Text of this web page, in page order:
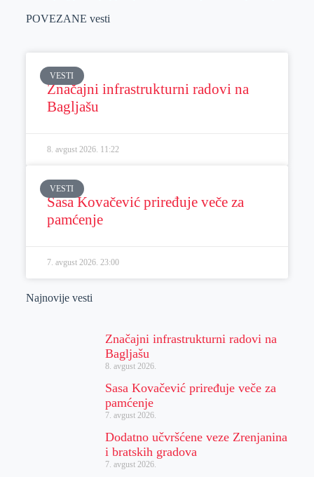
POVEZANE vesti
VESTI
Značajni infrastrukturni radovi na
Bagljašu
8. avgust 2026. 11:22
VESTI
Sasa Kovačević priređuje veče za
pamćenje
7. avgust 2026. 23:00
Najnovije vesti
Značajni infrastrukturni radovi na
Bagljašu
8. avgust 2026.
Sasa Kovačević priređuje veče za
pamćenje
7. avgust 2026.
Dodatno učvršćene veze Zrenjanina
i bratskih gradova
7. avgust 2026.